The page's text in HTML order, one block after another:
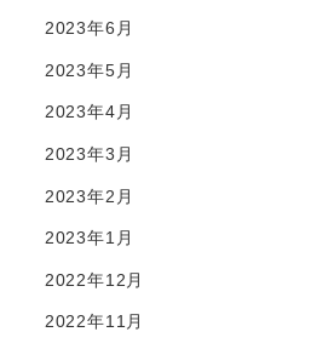
2023年6月
2023年5月
2023年4月
2023年3月
2023年2月
2023年1月
2022年12月
2022年11月